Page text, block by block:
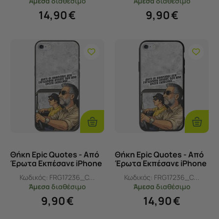
Glass και TPU)
14,90€ 9,90€
Προσθήκη
Στο
Καλάθι
Θήκη Epic Quotes - Από
Έρωτα Εκπέσανε iPhone
6/6s Black TPU (Μαύρη
Σιλικόνη)
Κωδικός: FRG17236_C...
Άμεσα διαθέσιμο
9,90€
Στο
Καλάθι
Θήκη Epic Quotes - Από
Έρωτα Εκπέσανε iPhone
6/6s Groove TPU
(Tempered Glass και
TPU)
Κωδικός: FRG17236_C...
Άμεσα διαθέσιμο
14,90€